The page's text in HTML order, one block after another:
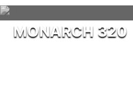
MONARCH 320